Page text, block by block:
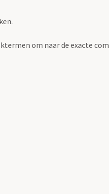
om naar de exacte